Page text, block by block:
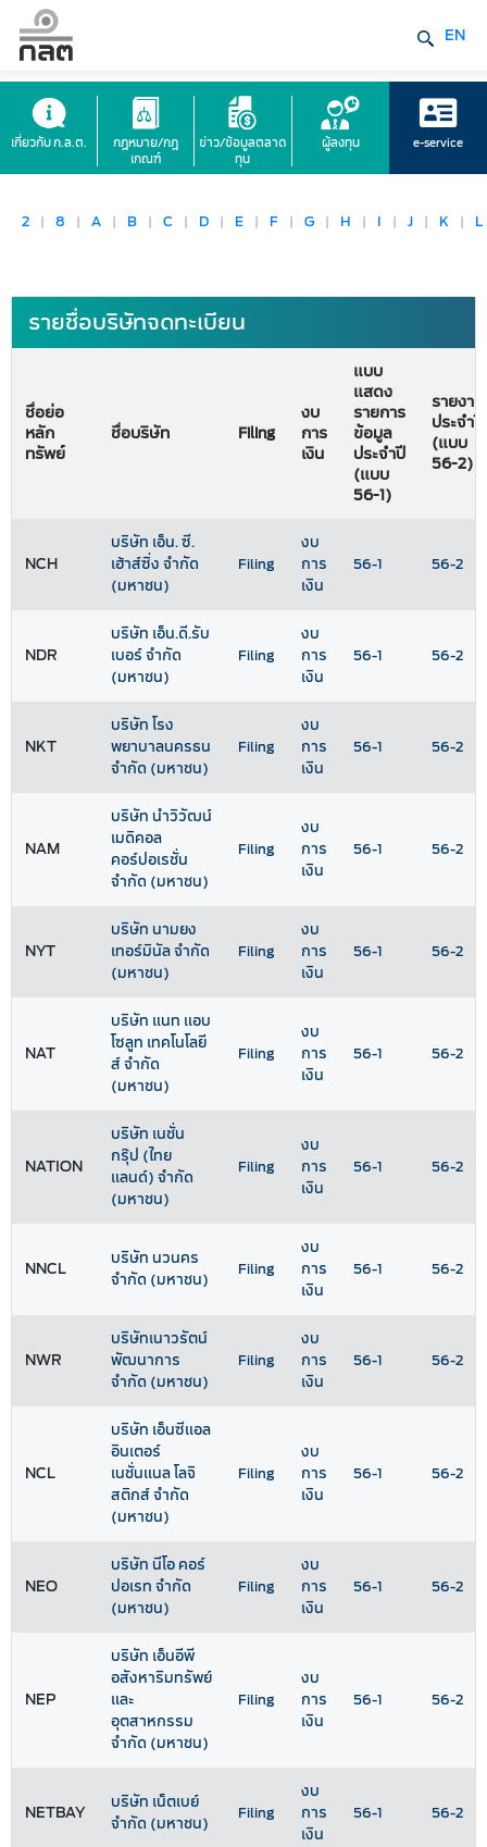
EN
เกี่ยวกับ ก.ล.ต.
กฎหมาย/กฎ
เกณฑ์
ข่าว/ข้อมูลตลาด
ทุน
ผู้ลงทุน e-service
2 | 8 | A | B | C | D | E | F | G | H | I | J | K | L
รายชื่อบริษัทจดทะเบียน
ชื่อย่อ
หลัก
ทรัพย์
ชื่อบริษัท Filing
งบ
การ
เงิน
แบบ
แสดง
รายการ
ข้อมูล
ประจำปี
(แบบ
56-1)
รายงาน
ประจำปี
(แบบ
56-2)
NCH
บริษัท เอ็น. ซี.
เฮ้าส์ซิ่ง จำกัด
(มหาชน)
Filing
งบ
การ
เงิน
56-1 56-2
NDR
บริษัท เอ็น.ดี.รับ
เบอร์ จำกัด
(มหาชน)
Filing
งบ
การ
เงิน
56-1 56-2
NKT
บริษัท โรง
พยาบาลนครธน
จำกัด (มหาชน)
Filing
งบ
การ
เงิน
56-1 56-2
NAM
บริษัท นำวิวัฒน์
เมดิคอล
คอร์ปอเรชั่น
จำกัด (มหาชน)
Filing
งบ
การ
เงิน
56-1 56-2
NYT
บริษัท นามยง
เทอร์มินัล จำกัด
(มหาชน)
Filing
งบ
การ
เงิน
56-1 56-2
NAT
บริษัท แนท แอบ
โซลูท เทคโนโลยี
ส์ จำกัด
(มหาชน)
Filing
งบ
การ
เงิน
56-1 56-2
NATION
บริษัท เนชั่น
กรุ๊ป (ไทย
แลนด์) จำกัด
(มหาชน)
Filing
งบ
การ
เงิน
56-1 56-2
NNCL
บริษัท นวนคร
จำกัด (มหาชน)
Filing
งบ
การ
เงิน
56-1 56-2
NWR
บริษัทเนาวรัตน์
พัฒนาการ
จำกัด (มหาชน)
Filing
งบ
การ
เงิน
56-1 56-2
NCL
บริษัท เอ็นซีแอล
อินเตอร์
เนชั่นแนล โลจิ
สติกส์ จำกัด
(มหาชน)
Filing
งบ
การ
เงิน
56-1 56-2
NEO
บริษัท นีโอ คอร์
ปอเรท จำกัด
(มหาชน)
Filing
งบ
การ
เงิน
56-1 56-2
NEP
บริษัท เอ็นอีพี
อสังหาริมทรัพย์
และ
อุตสาหกรรม
จำกัด (มหาชน)
Filing
งบ
การ
เงิน
56-1 56-2
NETBAY
บริษัท เน็ตเบย์
จำกัด (มหาชน)
Filing
งบ
การ
เงิน
56-1 56-2